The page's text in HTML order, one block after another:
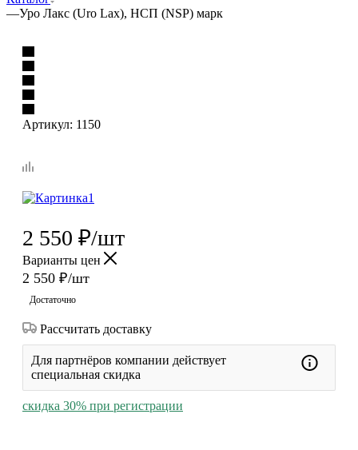
—Уро Лакс (Uro Lax), НСП (NSP) марк
Артикул: 1150
2 550 ₽/шт
Варианты цен
2 550 ₽/шт
Достаточно
Рассчитать доставку
Для партнёров компании действует
специальная скидка
скидка 30% при регистрации